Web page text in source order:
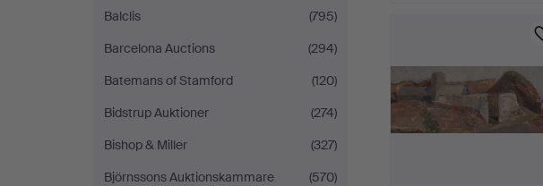
Balclis
(795)
Barcelona Auctions
(294)
Batemans of Stamford
(120)
Bidstrup Auktioner
(274)
Bishop & Miller
(327)
Björnssons Auktionskammare
(570)